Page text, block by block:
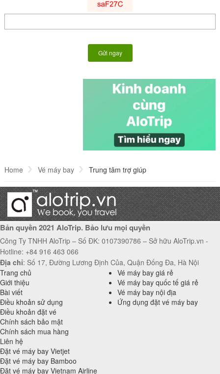
Home Vé máy bay Trung tâm trợ giúp
Bản quyền 2021 AloTrip. Bảo lưu mọi quyền
Công Ty TNHH AloTrip – Số ĐK: 0107390786 – Sở hữu AloTrip.vn -
Hotline: +84 916 463 066
Địa chỉ: Số 17, Đường Lương Định Của, Quận Đống Đa, Hà Nội
Trang chủ
Giới thiệu
Bài viết
Điều khoản sử dụng
Điều khoản đặt vé
Chính sách bảo mật
Chính sách mua hàng
Liên hệ
Vé máy bay giá rẻ
Vé máy bay quốc tế giá rẻ
Vé máy bay nội địa
Ứng dụng đặt vé máy bay
Đặt vé máy bay Vietjet
Đặt vé máy bay Bamboo
Đặt vé máy bay Vietnam Airline